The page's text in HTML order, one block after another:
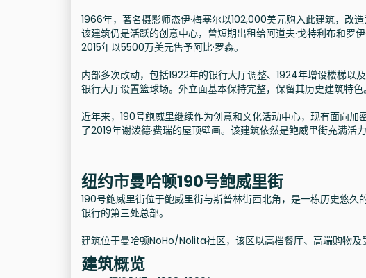
1966年，著名摄影师杰伊·梅塞尔以102,000美元购入此建筑，改
该建筑仍是活跃的创意中心，曾短期出租给阿道夫·戈特利布和罗
2015年以5500万美元售予阿比·罗森。
内部多次改动，包括1922年的银行大厅调整、1924年增设楼梯
银行大厅设置篮球场。外立面基本保持完整，保留其历史建筑特色。
近年来，190号鲍威里继续作为创意和文化活动中心，现有面向
了2019年谢泼德·费瑞的屋顶壁画。该建筑依然是鲍威里街充满活
纽约市曼哈顿190号鲍威里街
190号鲍威里街位于鲍威里街与斯普林街西北角，是一栋历史悠
银行的第三处总部。
建筑位于曼哈顿NoHo/Nolita社区，该区以高档餐厅、高端购物及
建筑概览